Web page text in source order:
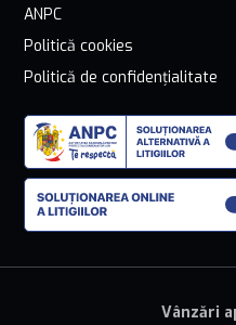
ANPC
Politică cookies
Politică de confidențialitate
Vânzări